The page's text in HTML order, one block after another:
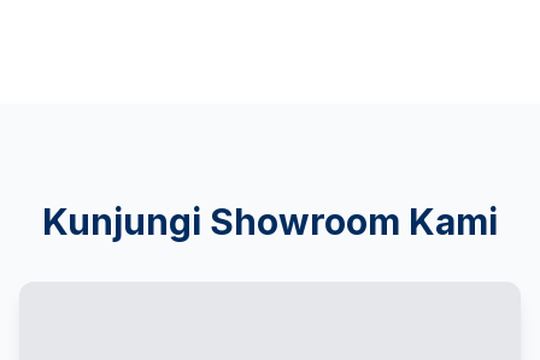
Kunjungi Showroom Kami